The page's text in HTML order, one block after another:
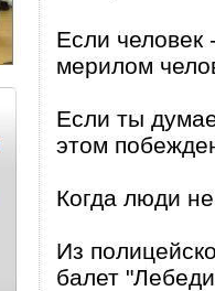
Если
мерилом
Если ты
этом
Когда люди
Из
балет